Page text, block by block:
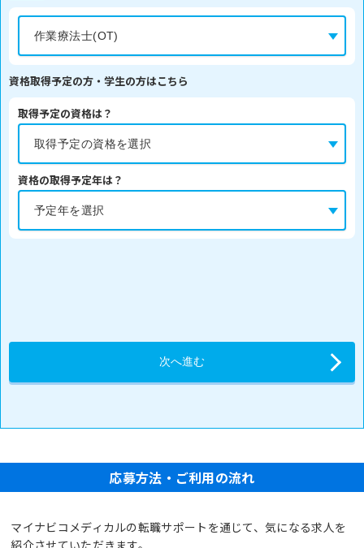
資格取得予定の方・学生の方はこちら
取得予定の資格は？
資格の取得予定年は？
応募方法・ご利用の流れ
マイナビコメディカルの転職サポートを通じて、気になる求人を